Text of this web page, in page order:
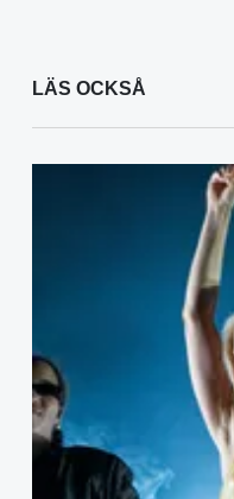
LÄS OCKSÅ